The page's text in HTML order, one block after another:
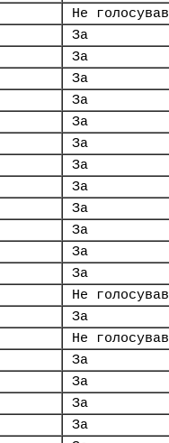
Не голосував
За
За
За
За
За
За
За
За
За
За
За
За
Не голосував
За
Не голосував
За
За
За
За